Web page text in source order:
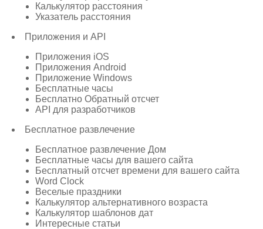
Калькулятор расстояния
Указатель расстояния
Приложения и API
Приложения iOS
Приложения Android
Приложение Windows
Бесплатные часы
Бесплатно Обратный отсчет
API для разработчиков
Бесплатное развлечение
Бесплатное развлечение Дом
Бесплатные часы для вашего сайта
Бесплатный отсчет времени для вашего сайта
Word Clock
Веселые праздники
Калькулятор альтернативного возраста
Калькулятор шаблонов дат
Интересные статьи